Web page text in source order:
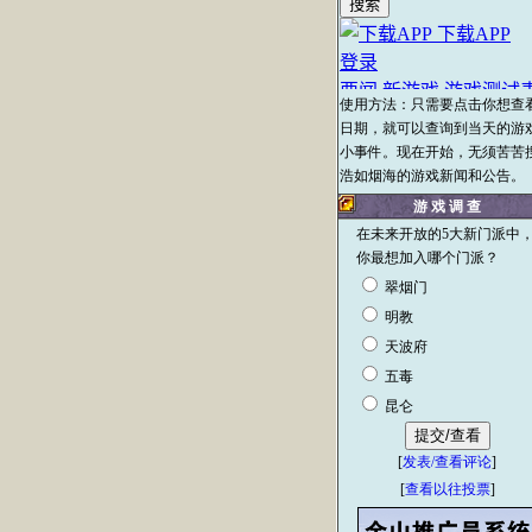
使用方法：只需要点击你想查
日期，就可以查询到当天的游
小事件。现在开始，无须苦苦
浩如烟海的游戏新闻和公告。
游 戏 调 查
在未来开放的5大新门派中，
你最想加入哪个门派？
翠烟门
明教
天波府
五毒
昆仑
[发表/查看评论]
[查看以往投票]